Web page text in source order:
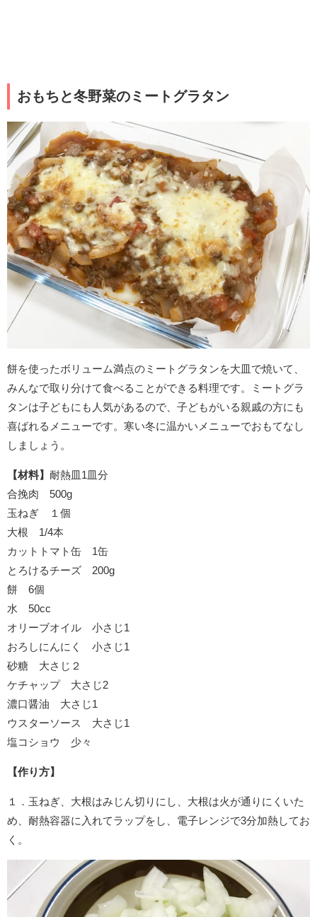
おもちと冬野菜のミートグラタン
餅を使ったボリューム満点のミートグラタンを大皿で焼いて、
みんなで取り分けて食べることができる料理です。ミートグラ
タンは子どもにも人気があるので、子どもがいる親戚の方にも
喜ばれるメニューです。寒い冬に温かいメニューでおもてなし
しましょう。
【材料】 耐熱皿1皿分
合挽肉 500g
玉ねぎ １個
大根 1/4本
カットトマト缶 1缶
とろけるチーズ 200g
餅 6個
水 50cc
オリーブオイル 小さじ1
おろしにんにく 小さじ1
砂糖 大さじ２
ケチャップ 大さじ2
濃口醤油 大さじ1
ウスターソース 大さじ1
塩コショウ 少々
【作り方】
１．玉ねぎ、大根はみじん切りにし、大根は火が通りにくいた
め、耐熱容器に入れてラップをし、電子レンジで3分加熱してお
く。